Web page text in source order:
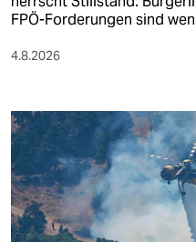
FPÖ-Forderungen sind
4.8.2026